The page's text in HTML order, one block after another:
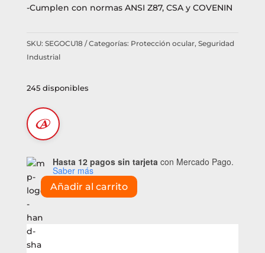
-Cumplen con normas ANSI Z87, CSA y COVENIN
SKU: SEGOCU18 Categorías: Protección ocular, Seguridad
Industrial
245 disponibles
Hasta 12 pagos sin tarjeta con Mercado Pago.
Saber más
Monolente
ultraliviano
incoloro
/
negro
Añadir al carrito